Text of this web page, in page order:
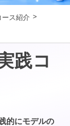
ース紹介
践コ
的にモデルの